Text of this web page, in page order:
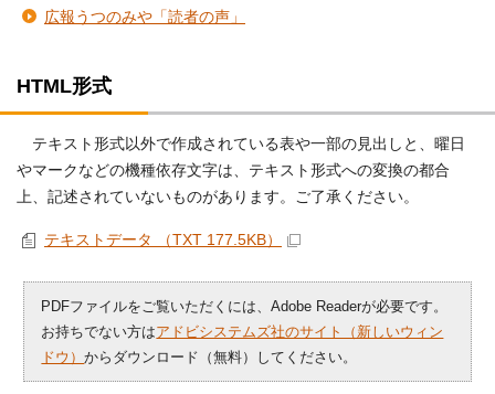
広報うつのみや「読者の声」
HTML形式
テキスト形式以外で作成されている表や一部の見出しと、曜日
やマークなどの機種依存文字は、テキスト形式への変換の都合
上、記述されていないものがあります。ご了承ください。
テキストデータ （TXT 177.5KB）
PDFファイルをご覧いただくには、Adobe Readerが必要です。
お持ちでない方はアドビシステムズ社のサイト（新しいウィン
ドウ）からダウンロード（無料）してください。